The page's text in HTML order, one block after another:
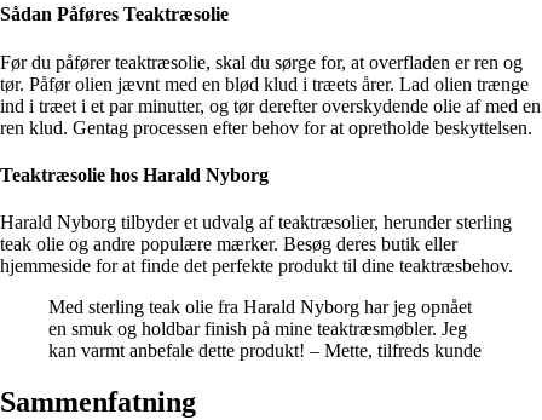
Sådan Påføres Teaktræsolie
Før du påfører teaktræsolie, skal du sørge for, at overfladen er ren og
tør. Påfør olien jævnt med en blød klud i træets årer. Lad olien trænge
ind i træet i et par minutter, og tør derefter overskydende olie af med en
ren klud. Gentag processen efter behov for at opretholde beskyttelsen.
Teaktræsolie hos Harald Nyborg
Harald Nyborg tilbyder et udvalg af teaktræsolier, herunder sterling
teak olie og andre populære mærker. Besøg deres butik eller
hjemmeside for at finde det perfekte produkt til dine teaktræsbehov.
Med sterling teak olie fra Harald Nyborg har jeg opnået
en smuk og holdbar finish på mine teaktræsmøbler. Jeg
kan varmt anbefale dette produkt! – Mette, tilfreds kunde
Sammenfatning